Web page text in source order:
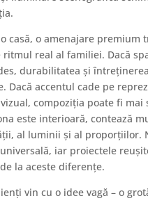
casă, o amenajare premium
ritmul real al familiei. Dacă
durabilitatea și
Dacă accentul cade pe
compoziția poate fi mai
este interioară, contează
al luminii și al proporțiilor.
iar proiectele
la aceste diferențe.
vin cu o idee vagă – o